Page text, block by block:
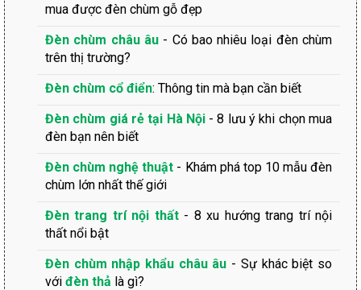
mua được đèn chùm gỗ đẹp
Đèn chùm châu âu- Có bao nhiêu loại đèn chùm
trên thị trường?
Đèn chùm cổ điển: Thông tin mà bạn cần biết
Đèn chùm giá rẻ tại Hà Nội- 8 lưu ý khi chọn mua
đèn bạn nên biết
Đèn chùm nghệ thuật - Khám phá top 10 mẫu đèn
chùm lớn nhất thế giới
Đèn trang trí nội thất- 8 xu hướng trang trí nội
thất nổi bật
Đèn chùm nhập khẩu châu âu - Sự khác biệt so
với đèn thả là gì?